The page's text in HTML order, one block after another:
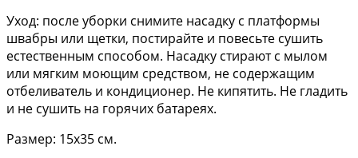
Уход: после уборки снимите насадку с платформы
швабры или щетки, постирайте и повесьте сушить
естественным способом. Насадку стирают с мылом
или мягким моющим средством, не содержащим
отбеливатель и кондиционер. Не кипятить. Не гладить
и не сушить на горячих батареях.
Размер: 15х35 см.